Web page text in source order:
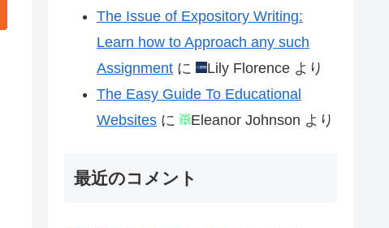
The Issue of Expository Writing:
Learn how to Approach any such
Assignment に Lily Florence より
The Easy Guide To Educational
Websites に Eleanor Johnson より
最近のコメント